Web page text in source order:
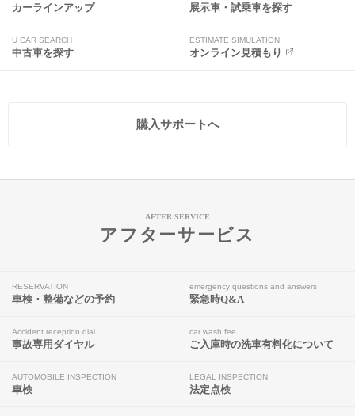
カーラインアップ 展示車・試乗車を探す
U CAR SEARCH
中古車を探す
ESTIMATE SIMULATION
オンライン見積もり
購入サポートへ
AFTER SERVICE
アフターサービス
RESERVATION
車検・整備などの予約
emergency questions and answers
緊急時Q&A
Accident reception dial
事故専用ダイヤル
car wash fee
ご入庫時の洗車有料化について
AUTOMOBILE INSPECTION
車検
LEGAL INSPECTION
法定点検